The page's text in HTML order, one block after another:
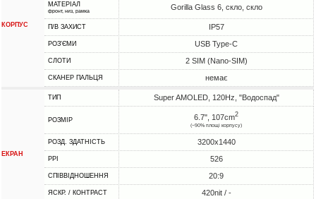
КОРПУС
МАТЕРІАЛ
фронт, низ, рамка Gorilla Glass 6, скло, скло
П/В ЗАХИСТ IP57
РОЗ'ЄМИ USB Type-C
СЛОТИ 2 SIM (Nano-SIM)
СКАНЕР ПАЛЬЦЯ немає
ЕКРАН
ТИП Super AMOLED, 120Hz, "Водоспад"
РОЗМІР 6.7", 107cm2
(~90% площі корпусу)
РОЗД. ЗДАТНІСТЬ 3200x1440
PPI 526
СПІВВІДНОШЕННЯ 20:9
ЯСКР. / КОНТРАСТ 420nit / -